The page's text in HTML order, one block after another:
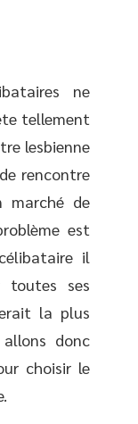
ne
tellement
lesbienne
rencontre
marché de
est
il
ses
la plus
donc
choisir le